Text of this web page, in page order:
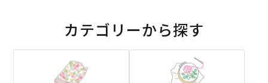
カテゴリーから探す